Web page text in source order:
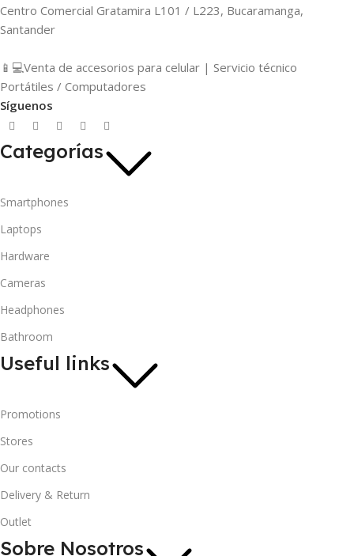
Centro Comercial Gratamira L101 / L223, Bucaramanga,
Santander
📱💻Venta de accesorios para celular | Servicio técnico
Portátiles / Computadores
Síguenos
Categorías
Smartphones
Laptops
Hardware
Cameras
Headphones
Bathroom
Useful links
Promotions
Stores
Our contacts
Delivery & Return
Outlet
Sobre Nosotros